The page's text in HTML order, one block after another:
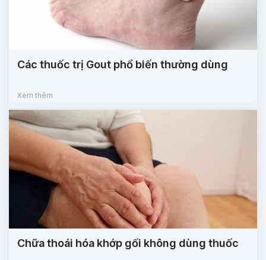
Các thuốc trị Gout phổ biến thường dùng
Xem thêm
Chữa thoái hóa khớp gối không dùng thuốc